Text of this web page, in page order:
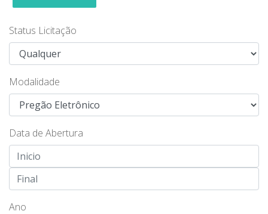
Status Licitação
Modalidade
Data de Abertura
Ano